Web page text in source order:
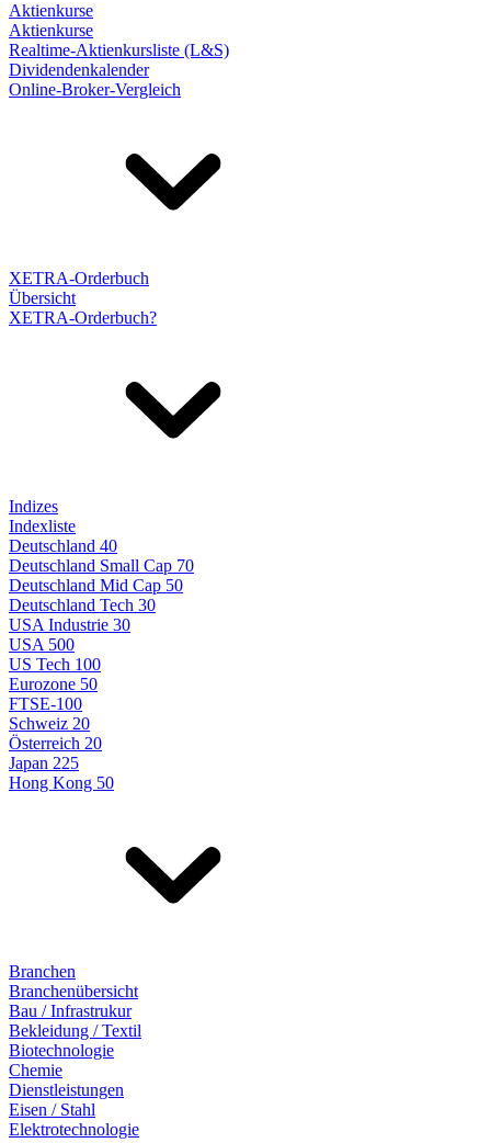
Aktienkurse
Aktienkurse
Realtime-Aktienkursliste (L&S)
Dividendenkalender
Online-Broker-Vergleich
XETRA-Orderbuch
Übersicht
XETRA-Orderbuch?
Indizes
Indexliste
Deutschland 40
Deutschland Small Cap 70
Deutschland Mid Cap 50
Deutschland Tech 30
USA Industrie 30
USA 500
US Tech 100
Eurozone 50
FTSE-100
Schweiz 20
Österreich 20
Japan 225
Hong Kong 50
Branchen
Branchenübersicht
Bau / Infrastrukur
Bekleidung / Textil
Biotechnologie
Chemie
Dienstleistungen
Eisen / Stahl
Elektrotechnologie